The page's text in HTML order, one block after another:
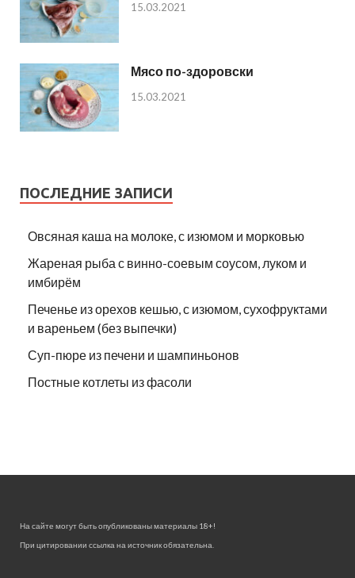
15.03.2021
Мясо по-здоровски
15.03.2021
ПОСЛЕДНИЕ ЗАПИСИ
Овсяная каша на молоке, с изюмом и морковью
Жареная рыба с винно-соевым соусом, луком и
имбирём
Печенье из орехов кешью, с изюмом, сухофруктами
и вареньем (без выпечки)
Суп-пюре из печени и шампиньонов
Постные котлеты из фасоли
На сайте могут быть опубликованы материалы 18+!
При цитировании ссылка на источник обязательна.